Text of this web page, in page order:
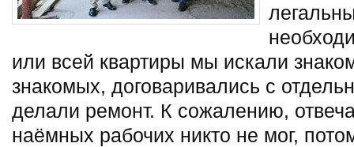
или всей квартиры мы искали
знакомых, договаривались с
делали ремонт. К сожалению,
наёмных рабочих никто не мог,